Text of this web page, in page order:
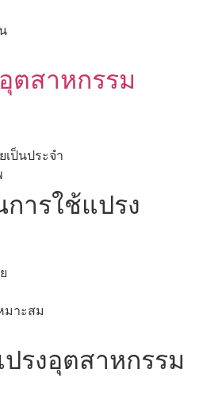
ตสาหกรรม
เป็นประจำ
ารใช้แปรง
มาะสม
รงอุตสาหกรรม